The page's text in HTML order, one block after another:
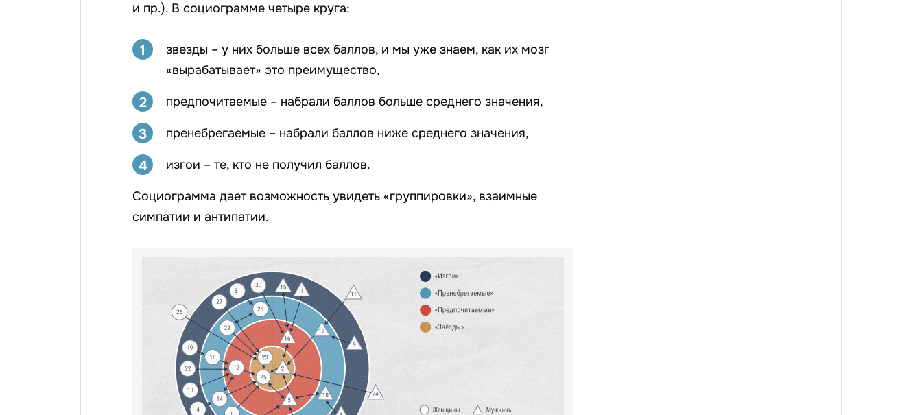
и пр.). В социограмме четыре круга:
1
звезды – у них больше всех баллов, и мы уже знаем, как их мозг
«вырабатывает» это преимущество,
2 предпочитаемые – набрали баллов больше среднего значения,
3 пренебрегаемые – набрали баллов ниже среднего значения,
4 изгои – те, кто не получил баллов.
Социограмма дает возможность увидеть «группировки», взаимные
симпатии и антипатии.